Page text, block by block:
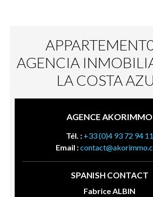
AGENCIA
LA COSTA
AGENCE AKORIMMO
Tél. : +33 (0)4 93 72 94 11
Email :
SPANISH CONTACT
Fabrice ALBIN